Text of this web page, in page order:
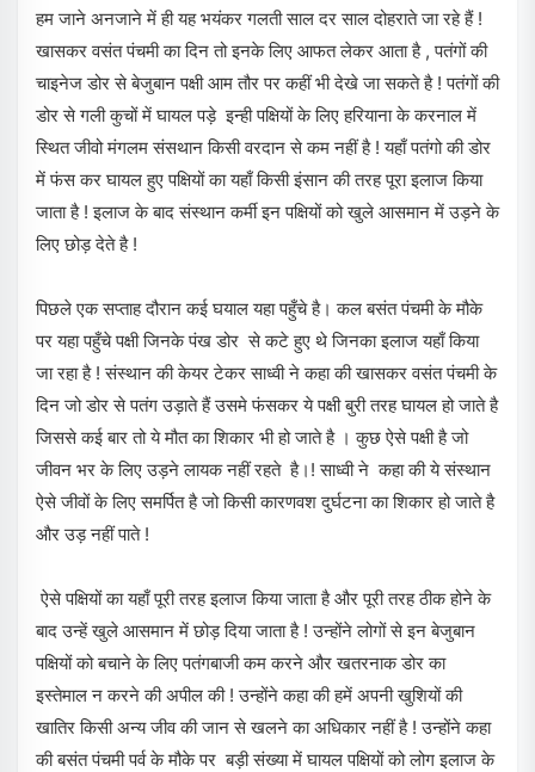
हम जाने अनजाने में ही यह भयंकर गलती साल दर साल दोहराते जा रहे हैं !
खासकर वसंत पंचमी का दिन तो इनके लिए आफत लेकर आता है , पतंगों की
चाइनेज डोर से बेजुबान पक्षी आम तौर पर कहीं भी देखे जा सकते है ! पतंगों की
डोर से गली कुचों में घायल पड़े इन्ही पक्षियों के लिए हरियाना के करनाल में
स्थित जीवो मंगलम संसथान किसी वरदान से कम नहीं है ! यहाँ पतंगो की डोर
में फंस कर घायल हुए पक्षियों का यहाँ किसी इंसान की तरह पूरा इलाज किया
जाता है ! इलाज के बाद संस्थान कर्मी इन पक्षियों को खुले आसमान में उड़ने के
लिए छोड़ देते है !
पिछले एक सप्ताह दौरान कई घयाल यहा पहुँचे है। कल बसंत पंचमी के मौके
पर यहा पहुँचे पक्षी जिनके पंख डोर से कटे हुए थे जिनका इलाज यहाँ किया
जा रहा है ! संस्थान की केयर टेकर साध्वी ने कहा की खासकर वसंत पंचमी के
दिन जो डोर से पतंग उड़ाते हैं उसमे फंसकर ये पक्षी बुरी तरह घायल हो जाते है
जिससे कई बार तो ये मौत का शिकार भी हो जाते है । कुछ ऐसे पक्षी है जो
जीवन भर के लिए उड़ने लायक नहीं रहते है।! साध्वी ने कहा की ये संस्थान
ऐसे जीवों के लिए समर्पित है जो किसी कारणवश दुर्घटना का शिकार हो जाते है
और उड़ नहीं पाते !
ऐसे पक्षियों का यहाँ पूरी तरह इलाज किया जाता है और पूरी तरह ठीक होने के
बाद उन्हें खुले आसमान में छोड़ दिया जाता है ! उन्होंने लोगों से इन बेजुबान
पक्षियों को बचाने के लिए पतंगबाजी कम करने और खतरनाक डोर का
इस्तेमाल न करने की अपील की ! उन्होंने कहा की हमें अपनी खुशियों की
खातिर किसी अन्य जीव की जान से खलने का अधिकार नहीं है ! उन्होंने कहा
की बसंत पंचमी पर्व के मौके पर बड़ी संख्या में घायल पक्षियों को लोग इलाज के